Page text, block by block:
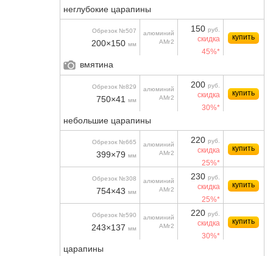
неглубокие царапины
Обрезок №507
200×150 мм
алюминий
АМг2
150 руб.
скидка
45%*
купить
вмятина
Обрезок №829
750×41 мм
алюминий
АМг2
200 руб.
скидка
30%*
купить
небольшие царапины
Обрезок №665
399×79 мм
алюминий
АМг2
220 руб.
скидка
25%*
купить
Обрезок №308
754×43 мм
алюминий
АМг2
230 руб.
скидка
25%*
купить
Обрезок №590
243×137 мм
алюминий
АМг2
220 руб.
скидка
30%*
купить
царапины